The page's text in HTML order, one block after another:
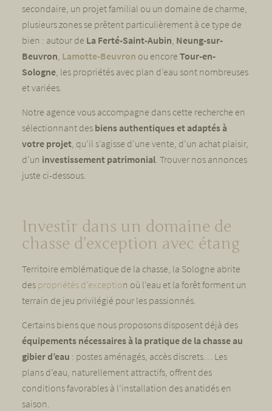
secondaire, un projet familial ou un domaine de charme,
plusieurs zones se prêtent particulièrement à ce type de
bien : autour de La Ferté-Saint-Aubin, Neung-sur-
Beuvron, Lamotte-Beuvron ou encore Tour-en-
Sologne, les propriétés avec plan d’eau sont nombreuses
et variées.
Notre agence vous accompagne dans cette recherche en
sélectionnant des biens authentiques et adaptés à
votre projet, qu’il s’agisse d’une vente, d’un achat plaisir,
d’un investissement patrimonial. Trouver nos annonces
juste ci-dessous.
Investir dans un domaine de
chasse d’exception avec étang
Territoire emblématique de la chasse, la Sologne abrite
despropriétés d’exception où l’eau et la forêt forment un
terrain de jeu privilégié pour les passionnés.
Certains biens que nous proposons disposent déjà des
équipements nécessaires à la pratique de la chasse au
gibier d’eau : postes aménagés, accès discrets… Les
plans d’eau, naturellement attractifs, offrent des
conditions favorables à l’installation des anatidés en
saison.